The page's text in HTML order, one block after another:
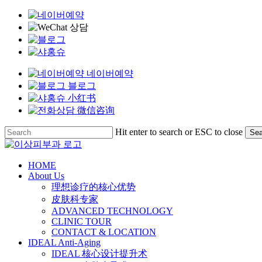
네이버예약
블로그
小红书
微信咨询
Skip
to
main
content
Hit enter to search or ESC to close
Close
Menu
HOME
About Us
理想诊疗的核心优势
皮肤科专家
ADVANCED TECHNOLOGY
CLINIC TOUR
CONTACT & LOCATION
IDEAL Anti-Aging
IDEAL 核心设计提升术